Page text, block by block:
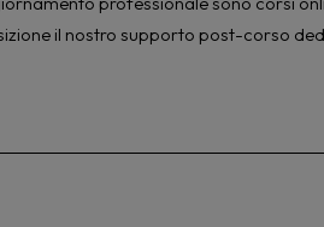
il nostro supporto post-corso